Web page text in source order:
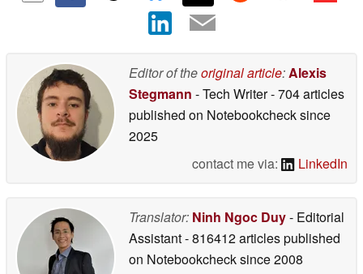
Editor of theoriginal article:Alexis
Stegmann - Tech Writer- 704 articles
published on Notebookchecksince
2025
contact me via:
LinkedIn
Translator: Ninh Ngoc Duy- Editorial
Assistant- 816412 articles published
on Notebookchecksince 2008